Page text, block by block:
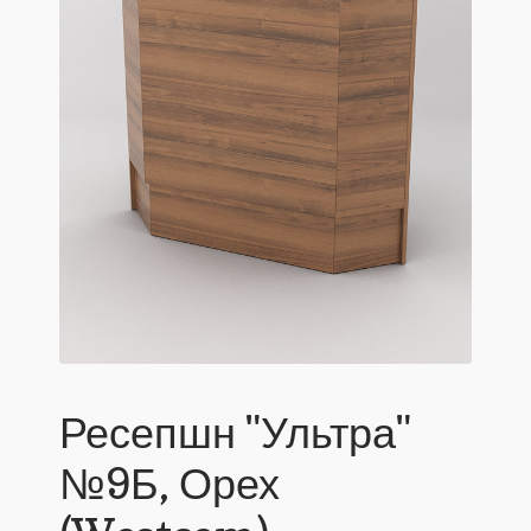
Ресепшн "Ультра"
№9Б, Орех